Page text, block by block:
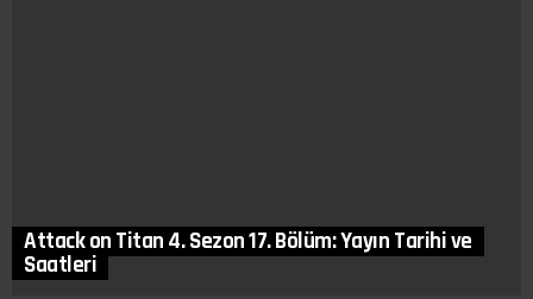
Attack on Titan 4. Sezon 17. Bölüm: Yayın Tarihi ve
Saatleri